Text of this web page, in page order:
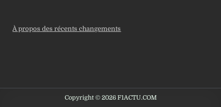
À propos des récents changements
Copyright © 2026 F1ACTU.COM